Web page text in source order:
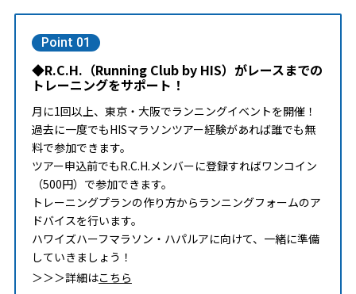
Point 01
◆R.C.H.（Running Club by HIS）がレースまでの
トレーニングをサポート！
月に1回以上、東京・大阪でランニングイベントを開催！
過去に一度でもHISマラソンツアー経験があれば誰でも無
料で参加できます。
ツアー申込前でもR.C.H.メンバーに登録すればワンコイン
（500円）で参加できます。
トレーニングプランの作り方からランニングフォームのア
ドバイスを行います。
ハワイズハーフマラソン・ハパルアに向けて、一緒に準備
していきましょう！
＞＞＞詳細はこちら